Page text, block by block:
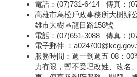
電話：(07)731-6414 傳真：
高雄市鳥松戶政事務所大樹辦
雄市大樹區龍目路158號
電話：(07)651-3088 傳真：
電子郵件 ：
服務時間：週一到週五 08：00
力有限，暫不受理改姓、改名